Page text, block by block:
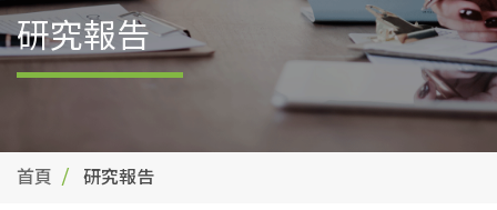
研究報告
首頁 研究報告